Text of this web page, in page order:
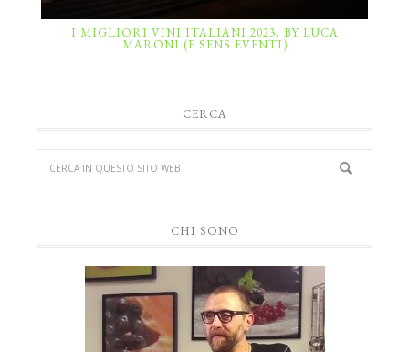
I MIGLIORI VINI ITALIANI 2023, BY LUCA
MARONI (E SENS EVENTI)
CERCA
CHI SONO